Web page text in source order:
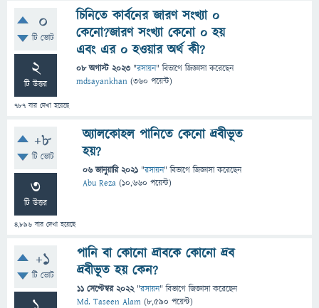
0
টি ভোট
2
টি উত্তর
787 বার দেখা হয়েছে
চিনিতে কার্বনের জারণ সংখ্যা ০
কেনো?জারণ সংখ্যা কেনো ০ হয়
এবং এর ০ হওয়ার অর্থ কী?
08 অগাস্ট 2023 "রসায়ন" বিভাগে জিজ্ঞাসাকরেছেন
mdsayankhan (360 পয়েন্ট)
+8
টি ভোট
3
টি উত্তর
4,896 বার দেখা হয়েছে
অ্যালকোহল পানিতে কেনো দ্রবীভূত
হয়?
06 জানুয়ারি 2021 "রসায়ন" বিভাগে জিজ্ঞাসাকরেছেন
Abu Reza (10,660 পয়েন্ট)
+1
টি ভোট
পানি বা কোনো দ্রাবকে কোনো দ্রব
দ্রবীভূত হয় কেন?
11 সেপ্টেম্বর 2022 "রসায়ন" বিভাগে জিজ্ঞাসাকরেছেন
Md. Taseen Alam (8,590 পয়েন্ট)